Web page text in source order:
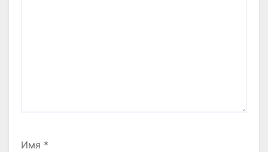
Имя *